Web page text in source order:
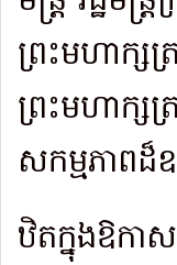
ព្រះមហាក្ស
ព្រះមហាក្ស
សកម្មភាពដ៏ឧ
ឋិតក្នុងឱកា